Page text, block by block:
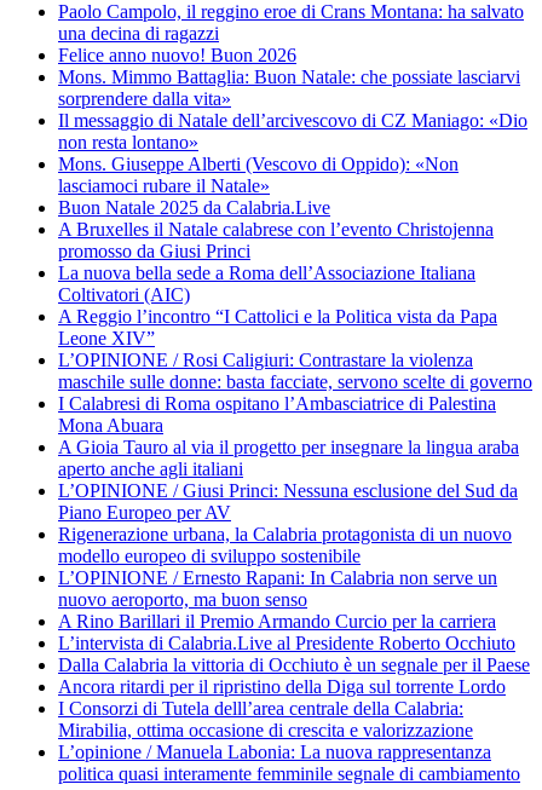
Paolo Campolo, il reggino eroe di Crans Montana: ha salvato
una decina di ragazzi
Felice anno nuovo! Buon 2026
Mons. Mimmo Battaglia: Buon Natale: che possiate lasciarvi
sorprendere dalla vita»
Il messaggio di Natale dell’arcivescovo di CZ Maniago: «Dio
non resta lontano»
Mons. Giuseppe Alberti (Vescovo di Oppido): «Non
lasciamoci rubare il Natale»
Buon Natale 2025 da Calabria.Live
A Bruxelles il Natale calabrese con l’evento Christojenna
promosso da Giusi Princi
La nuova bella sede a Roma dell’Associazione Italiana
Coltivatori (AIC)
A Reggio l’incontro “I Cattolici e la Politica vista da Papa
Leone XIV”
L’OPINIONE / Rosi Caligiuri: Contrastare la violenza
maschile sulle donne: basta facciate, servono scelte di governo
I Calabresi di Roma ospitano l’Ambasciatrice di Palestina
Mona Abuara
A Gioia Tauro al via il progetto per insegnare la lingua araba
aperto anche agli italiani
L’OPINIONE / Giusi Princi: Nessuna esclusione del Sud da
Piano Europeo per AV
Rigenerazione urbana, la Calabria protagonista di un nuovo
modello europeo di sviluppo sostenibile
L’OPINIONE / Ernesto Rapani: In Calabria non serve un
nuovo aeroporto, ma buon senso
A Rino Barillari il Premio Armando Curcio per la carriera
L’intervista di Calabria.Live al Presidente Roberto Occhiuto
Dalla Calabria la vittoria di Occhiuto è un segnale per il Paese
Ancora ritardi per il ripristino della Diga sul torrente Lordo
I Consorzi di Tutela delll’area centrale della Calabria:
Mirabilia, ottima occasione di crescita e valorizzazione
L’opinione / Manuela Labonia: La nuova rappresentanza
politica quasi interamente femminile segnale di cambiamento